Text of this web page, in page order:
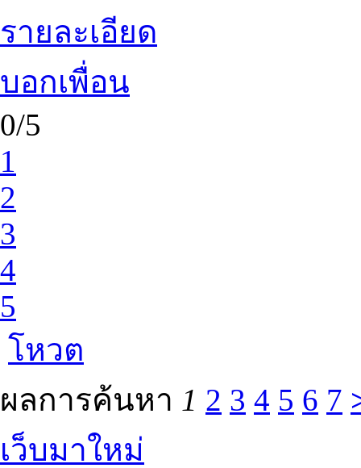
รายละเอียด
บอกเพื่อน
0/5
1
2
3
4
5
โหวต
ผลการค้นหา 1 2 3 4 5 6 7
เว็บมาใหม่